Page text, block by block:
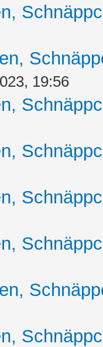
19:56